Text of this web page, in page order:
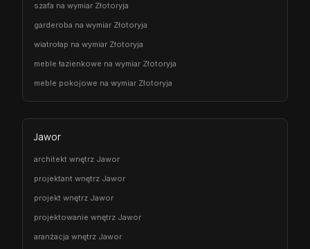
szafa na wymiar Złotoryja
garderoba na wymiar Złotoryja
wiatrołap na wymiar Złotoryja
meble łazienkowe na wymiar Złotoryja
meble pokojowe na wymiar Złotoryja
Jawor
architekt wnętrz Jawor
projektant wnętrz Jawor
projekt wnętrz Jawor
projektowanie wnętrz Jawor
aranżacja wnętrz Jawor